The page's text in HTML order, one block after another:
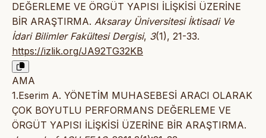
DEĞERLEME VE ÖRGÜT YAPISI İLİŞKİSİ ÜZERİNE
BİR ARAŞTIRMA. Aksaray Üniversitesi İktisadi Ve
İdari Bilimler Fakültesi Dergisi, 3(1), 21-33.
https://izlik.org/JA92TG32KB
AMA
1.Eserim A. YÖNETİM MUHASEBESİ ARACI OLARAK
ÇOK BOYUTLU PERFORMANS DEĞERLEME VE
ÖRGÜT YAPISI İLİŞKİSİ ÜZERİNE BİR ARAŞTIRMA.